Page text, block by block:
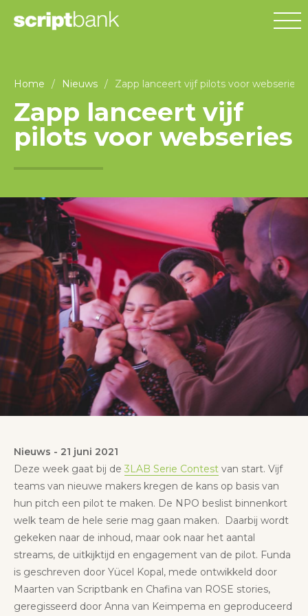
Home / Nieuws / Zapp lanceert vijf pilots voor webseries
Zapp lanceert vijf
pilots voor webseries
Nieuws - 21 juni 2021
Deze week gaat bij de 3LAB Serie Contest van start. Vijf
teams van nieuwe makers kregen de kans op basis van
hun pitch een pilot te maken. De NPO beslist binnenkort
welk team de hele serie mag gaan maken. Daarbij wordt
gekeken naar de inhoud, maar ook naar het aantal
streams, de uitkijktijd en engagement van de pilot. Funda
is geschreven door Yücel Kopal, mede ontwikkeld door
Maarten van Scriptbank en Chafina van ROSE stories,
geregisseerd door Anna van Keimpema en geproduceerd